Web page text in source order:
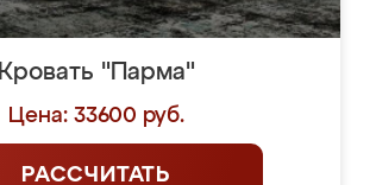
Кровать "Парма"
Цена: 33600 руб.
РАССЧИТАТЬ